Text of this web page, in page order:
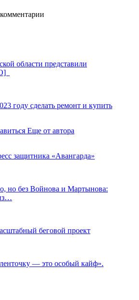
области представили
году сделать ремонт и купить
Еще от автора
защитника «Авангарда»
но без Войнова и Мартынова:
беговой проект
— это особый кайф».